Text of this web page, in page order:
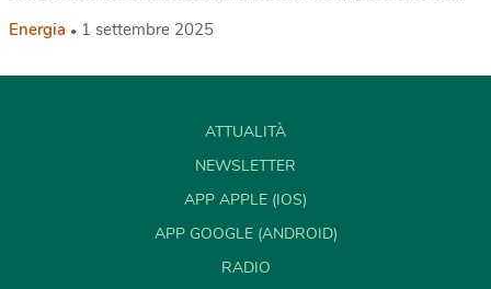
Energia 1 settembre 2025
ATTUALITÀ
NEWSLETTER
APP APPLE (IOS)
APP GOOGLE (ANDROID)
RADIO